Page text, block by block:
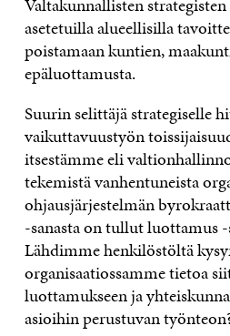
asetetuilla alueellisilla
poistamaan kuntien,
epäluottamusta.
Suurin selittäjä strategiselle
vaikuttavuustyön
itsestämme eli
tekemistä vanhentuneista
ohjausjärjestelmän
-sanasta on tullut luottamus -
Lähdimme henkilöstöltä
organisaatiossamme tietoa
luottamukseen ja
asioihin perustuvan